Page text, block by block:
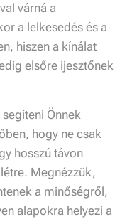
várná a
a lelkesedés és a
hiszen a kínálat
elsőre ijesztőnek
Önnek
hogy ne csak
hosszú távon
Megnézzük,
a minőségről,
alapokra helyezi a